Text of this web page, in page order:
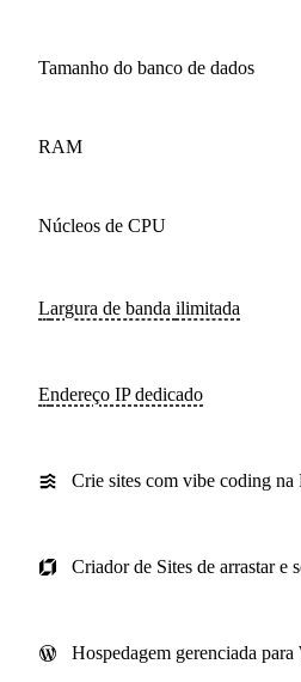
Tamanho do banco de dados
RAM
núcleos de CPU
Largura de banda ilimitada
Endereço IP dedicado
Crie sites com vibe coding
Criador de Sites de arrastar e
Hospedagem gerenciada para